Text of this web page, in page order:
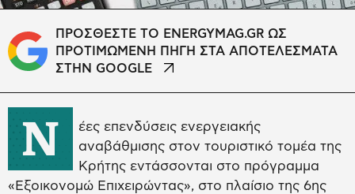
ΠΡΟΣΘΕΣΤΕ ΤΟ ENERGYMAG.GR ΩΣ
ΠΡΟΤΙΜΩΜΕΝΗ ΠΗΓΗ ΣΤΑ ΑΠΟΤΕΛΕΣΜΑΤΑ
ΣΤΗΝ GOOGLE
Ν
έες επενδύσεις ενεργειακής
αναβάθμισης στον τουριστικό τομέα της
Κρήτης εντάσσονται στο πρόγραμμα
«Εξοικονομώ Επιχειρώντας», στο πλαίσιο της 6ης